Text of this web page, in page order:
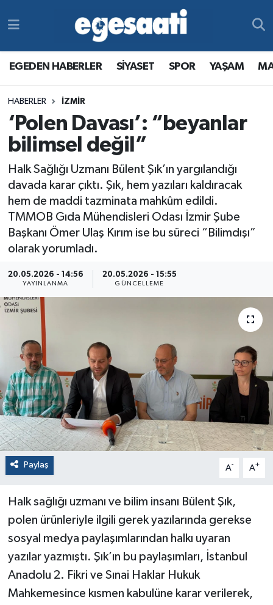
EGEDEN HABERLER SİYASET SPOR YAŞAM
HABERLER İZMİR
‘Polen Davası’: “beyanlar
bilimsel değil”
Halk Sağlığı Uzmanı Bülent Şık’ın yargılandığı
davada karar çıktı. Şık, hem yazıları kaldıracak
hem de maddi tazminata mahkûm edildi.
TMMOB Gıda Mühendisleri Odası İzmir Şube
Başkanı Ömer Ulaş Kırım ise bu süreci “Bilimdışı”
olarak yorumladı.
20.05.2026 - 14:56
YAYINLANMA
20.05.2026 - 15:55
GÜNCELLEME
Paylaş A- A+
Halk sağlığı uzmanı ve bilim insanı Bülent Şık,
polen ürünleriyle ilgili gerek yazılarında gerekse
sosyal medya paylaşımlarından halkı uyaran
yazılar yazmıştı. Şık’ın bu paylaşımları, İstanbul
Anadolu 2. Fikri ve Sınai Haklar Hukuk
Mahkemesince kısmen kabulüne karar verilerek,
MAGAZİN
RESMİ REKLAMLAR
YAŞAM
MAGAZİN
RESMİ REKLAMLAR
Egemax TV
Tüm Manşetler
Son Dakika Haberleri
Haber Arşivi